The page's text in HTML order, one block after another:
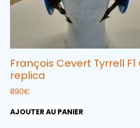
François Cevert Tyrrell
replica
890€
AJOUTER AU PANIER